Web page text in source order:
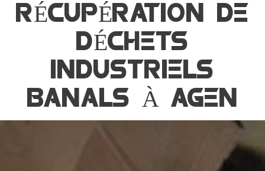
RÉCUPÉRATION DE
DÉCHETS
INDUSTRIELS
BANALS À AGEN